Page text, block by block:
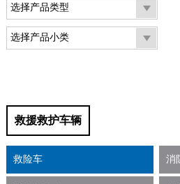
选择产品类型
选择产品小类
救援救护车辆
救险车 消